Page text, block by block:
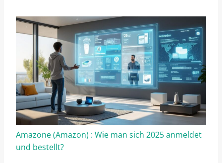
Amazone (Amazon) : Wie man sich 2025 anmeldet
und bestellt?